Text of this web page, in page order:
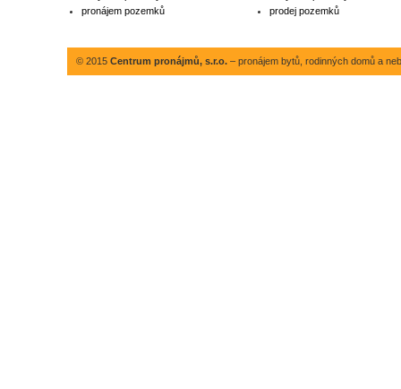
pronájem pozemků
prodej pozemků
© 2015 Centrum pronájmů, s.r.o.– pronájem bytů, rodinných domů a